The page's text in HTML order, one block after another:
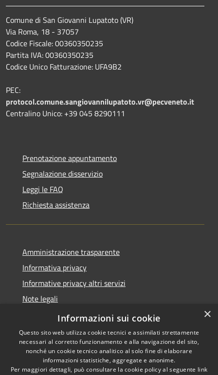
Comune di San Giovanni Lupatoto (VR)
Via Roma, 18 - 37057
Codice Fiscale: 00360350235
Partita IVA: 00360350235
Codice Unico Fatturazione: UFA9B2
PEC:
protocol.comune.sangiovannilupatoto.vr@pecveneto.it
Centralino Unico: +39 045 8290111
Prenotazione appuntamento
Segnalazione disservizio
Leggi le FAQ
Richiesta assistenza
Amministrazione trasparente
Informativa privacy
Informative privacy altri servizi
Note legali
Dichiarazione di accessibilità
Copyright © 2026 • Comune di
×
Informazioni sui cookie
Questo sito web utilizza cookie tecnici e assimilati strettamente
necessari al corretto funzionamento e alla navigazione del sito,
nonché un cookie tecnico analitico al solo fine di elaborare
informazioni statistiche, aggregate e anonime.
Per maggiori dettagli, può consultare la cookie policy al seguente link